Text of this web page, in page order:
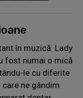
în muzică. Lady
fost numai o mică
le cu diferite
ne gândim